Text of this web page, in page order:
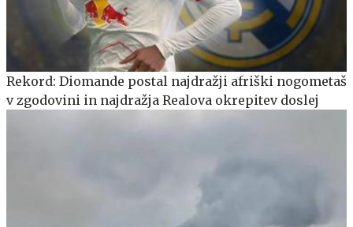
Rekord: Diomande postal najdražji afriški nogometaš
v zgodovini in najdražja Realova okrepitev doslej